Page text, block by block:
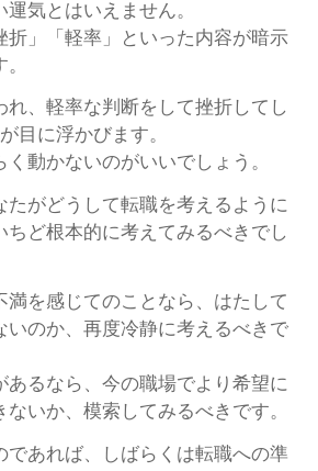
気とはいえません。
折」「軽率」といった内容が暗示
れ、軽率な判断をして挫折してし
目に浮かびます。
動かないのがいいでしょう。
たがどうして転職を考えるように
ちど根本的に考えてみるべきでし
満を感じてのことなら、はたして
いのか、再度冷静に考えるべきで
あるなら、今の職場でより希望に
いか、模索してみるべきです。
であれば、しばらくは転職への準